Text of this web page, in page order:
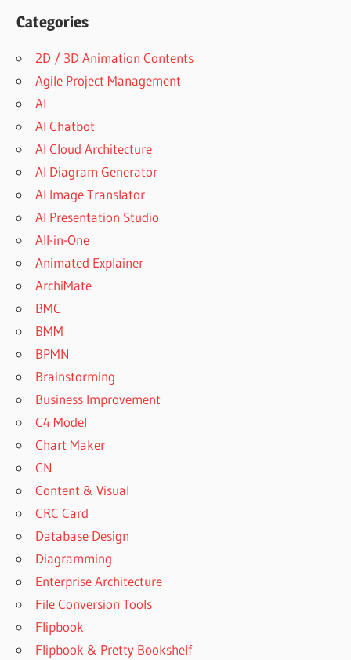
Categories
2D / 3D Animation Contents
Agile Project Management
AI
AI Chatbot
AI Cloud Architecture
AI Diagram Generator
AI Image Translator
AI Presentation Studio
All-in-One
Animated Explainer
ArchiMate
BMC
BMM
BPMN
Brainstorming
Business Improvement
C4 Model
Chart Maker
CN
Content & Visual
CRC Card
Database Design
Diagramming
Enterprise Architecture
File Conversion Tools
Flipbook
Flipbook & Pretty Bookshelf